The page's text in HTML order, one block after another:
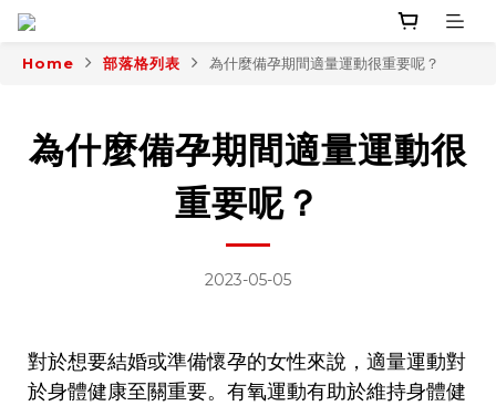
Home 部落格列表 為什麼備孕期間適量運動很重要呢？
為什麼備孕期間適量運動很
重要呢？
2023-05-05
對於想要結婚或準備懷孕的女性來說，適量運動對
於身體健康至關重要。有氧運動有助於維持身體健